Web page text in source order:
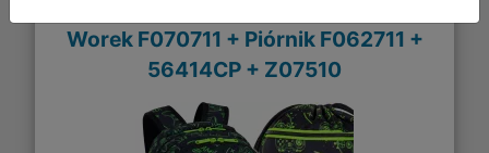
Worek F070711 + Piórnik F062711 +
56414CP + Z07510